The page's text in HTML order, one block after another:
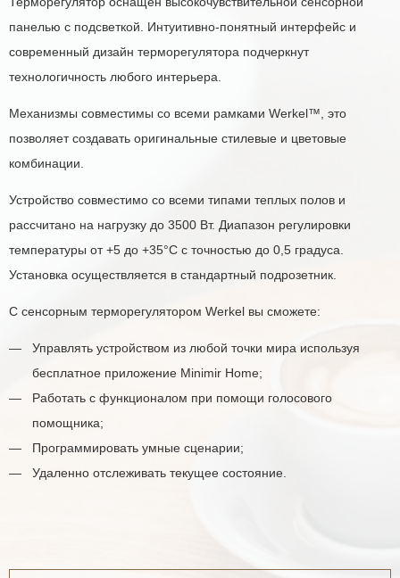
панелью с подсветкой. Интуитивно-понятный интерфейс и
современный дизайн терморегулятора подчеркнут
технологичность любого интерьера.
Механизмы совместимы со всеми рамками Werkel™, это
позволяет создавать оригинальные стилевые и цветовые
комбинации.
Устройство совместимо со всеми типами теплых полов и
рассчитано на нагрузку до 3500 Вт. Диапазон регулировки
температуры от +5 до +35°C с точностью до 0,5 градуса.
Установка осуществляется в стандартный подрозетник.
С сенсорным терморегулятором Werkel вы сможете:
Управлять устройством из любой точки мира используя
бесплатное приложение Minimir Home;
Работать с функционалом при помощи голосового
помощника;
Программировать умные сценарии;
Удаленно отслеживать текущее состояние.